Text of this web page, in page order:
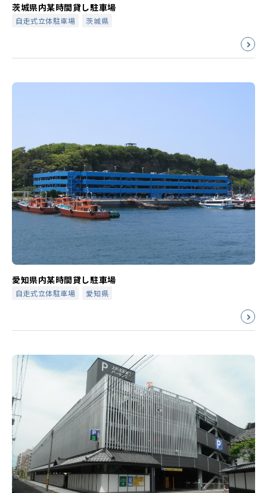
茨城県内某時間貸し駐車場
自走式立体駐車場 茨城県
愛知県内某時間貸し駐車場
自走式立体駐車場 愛知県